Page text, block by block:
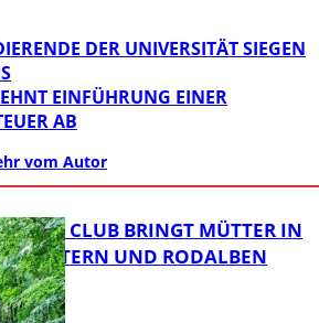
DER UNIVERSITÄT SIEGEN
EINFÜHRUNG EINER
AB
vom Autor
MOM CLUB BRINGT MÜTTER IN
UND RODALBEN